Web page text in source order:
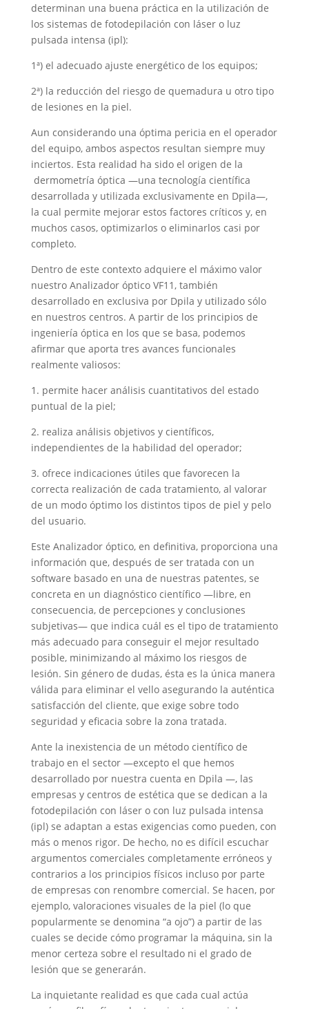
determinan una buena práctica en la utilización de
los sistemas de fotodepilación con láser o luz
pulsada intensa (ipl):
1ª) el adecuado ajuste energético de los equipos;
2ª) la reducción del riesgo de quemadura u otro tipo
de lesiones en la piel.
Aun considerando una óptima pericia en el operador
del equipo, ambos aspectos resultan siempre muy
inciertos. Esta realidad ha sido el origen de la
dermometría óptica —una tecnología científica
desarrollada y utilizada exclusivamente en Dpila—,
la cual permite mejorar estos factores críticos y, en
muchos casos, optimizarlos o eliminarlos casi por
completo.
Dentro de este contexto adquiere el máximo valor
nuestro Analizador óptico VF11, también
desarrollado en exclusiva por Dpila y utilizado sólo
en nuestros centros. A partir de los principios de
ingeniería óptica en los que se basa, podemos
afirmar que aporta tres avances funcionales
realmente valiosos:
1. permite hacer análisis cuantitativos del estado
puntual de la piel;
2. realiza análisis objetivos y científicos,
independientes de la habilidad del operador;
3. ofrece indicaciones útiles que favorecen la
correcta realización de cada tratamiento, al valorar
de un modo óptimo los distintos tipos de piel y pelo
del usuario.
Este Analizador óptico, en definitiva, proporciona una
información que, después de ser tratada con un
software basado en una de nuestras patentes, se
concreta en un diagnóstico científico —libre, en
consecuencia, de percepciones y conclusiones
subjetivas— que indica cuál es el tipo de tratamiento
más adecuado para conseguir el mejor resultado
posible, minimizando al máximo los riesgos de
lesión. Sin género de dudas, ésta es la única manera
válida para eliminar el vello asegurando la auténtica
satisfacción del cliente, que exige sobre todo
seguridad y eficacia sobre la zona tratada.
Ante la inexistencia de un método científico de
trabajo en el sector —excepto el que hemos
desarrollado por nuestra cuenta en Dpila —, las
empresas y centros de estética que se dedican a la
fotodepilación con láser o con luz pulsada intensa
(ipl) se adaptan a estas exigencias como pueden, con
más o menos rigor. De hecho, no es difícil escuchar
argumentos comerciales completamente erróneos y
contrarios a los principios físicos incluso por parte
de empresas con renombre comercial. Se hacen, por
ejemplo, valoraciones visuales de la piel (lo que
popularmente se denomina “a ojo”) a partir de las
cuales se decide cómo programar la máquina, sin la
menor certeza sobre el resultado ni el grado de
lesión que se generarán.
La inquietante realidad es que cada cual actúa